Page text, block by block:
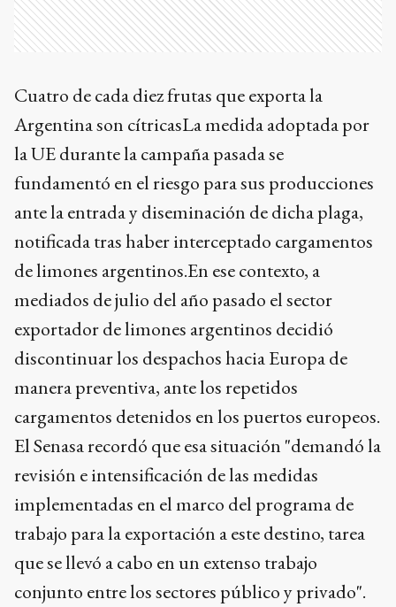
Cuatro de cada diez frutas que exporta la
Argentina son cítricasLa medida adoptada por
la UE durante la campaña pasada se
fundamentó en el riesgo para sus producciones
ante la entrada y diseminación de dicha plaga,
notificada tras haber interceptado cargamentos
de limones argentinos.En ese contexto, a
mediados de julio del año pasado el sector
exportador de limones argentinos decidió
discontinuar los despachos hacia Europa de
manera preventiva, ante los repetidos
cargamentos detenidos en los puertos europeos.
El Senasa recordó que esa situación "demandó la
revisión e intensificación de las medidas
implementadas en el marco del programa de
trabajo para la exportación a este destino, tarea
que se llevó a cabo en un extenso trabajo
conjunto entre los sectores público y privado".